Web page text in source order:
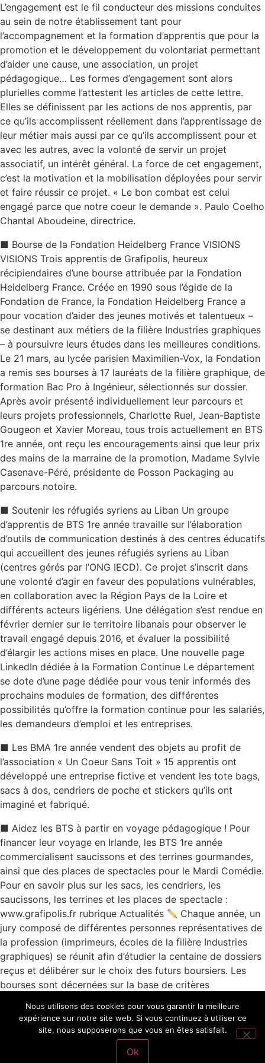
L’engagement est le fil conducteur des missions conduites
au sein de notre établissement tant pour
l’accompagnement et la formation d’apprentis que pour la
promotion et le développement du volontariat permettant
d’aider une cause, une association, un projet
pédagogique… Les formes d’engagement sont alors
plurielles comme l’attestent les articles de cette lettre.
Elles se définissent par les actions de nos apprentis, par
ce qu’ils accomplissent réellement dans l’apprentissage de
leur métier mais aussi par ce qu’ils accomplissent pour et
avec les autres, avec la volonté de servir un projet
associatif, un intérêt général. La force de cet engagement,
c’est la motivation et la mobilisation déployées pour servir
et faire réussir ce projet. « Le bon combat est celui
engagé parce que notre coeur le demande ». Paulo Coelho
Chantal Aboudeine, directrice.
■ Bourse de la Fondation Heidelberg France VISIONS
VISIONS Trois apprentis de Grafipolis, heureux
récipiendaires d’une bourse attribuée par la Fondation
Heidelberg France. Créée en 1990 sous l’égide de la
Fondation de France, la Fondation Heidelberg France a
pour vocation d’aider des jeunes motivés et talentueux –
se destinant aux métiers de la filière Industries graphiques
– à poursuivre leurs études dans les meilleures conditions.
Le 21 mars, au lycée parisien Maximilien-Vox, la Fondation
a remis ses bourses à 17 lauréats de la filière graphique, de
formation Bac Pro à Ingénieur, sélectionnés sur dossier.
Après avoir présenté individuellement leur parcours et
leurs projets professionnels, Charlotte Ruel, Jean-Baptiste
Gougeon et Xavier Moreau, tous trois actuellement en BTS
1re année, ont reçu les encouragements ainsi que leur prix
des mains de la marraine de la promotion, Madame Sylvie
Casenave-Péré, présidente de Posson Packaging au
parcours notoire.
■ Soutenir les réfugiés syriens au Liban Un groupe
d’apprentis de BTS 1re année travaille sur l’élaboration
d’outils de communication destinés à des centres éducatifs
qui accueillent des jeunes réfugiés syriens au Liban
(centres gérés par l’ONG IECD). Ce projet s’inscrit dans
une volonté d’agir en faveur des populations vulnérables,
en collaboration avec la Région Pays de la Loire et
différents acteurs ligériens. Une délégation s’est rendue en
février dernier sur le territoire libanais pour observer le
travail engagé depuis 2016, et évaluer la possibilité
d’élargir les actions mises en place. Une nouvelle page
LinkedIn dédiée à la Formation Continue Le département
se dote d’une page dédiée pour vous tenir informés des
prochains modules de formation, des différentes
possibilités qu’offre la formation continue pour les salariés,
les demandeurs d’emploi et les entreprises.
■ Les BMA 1re année vendent des objets au profit de
l’association « Un Coeur Sans Toit » 15 apprentis ont
développé une entreprise fictive et vendent les tote bags,
sacs à dos, cendriers de poche et stickers qu’ils ont
imaginé et fabriqué.
■ Aidez les BTS à partir en voyage pédagogique ! Pour
financer leur voyage en Irlande, les BTS 1re année
commercialisent saucissons et des terrines gourmandes,
ainsi que des places de spectacles pour le Mardi Comédie.
Pour en savoir plus sur les sacs, les cendriers, les
saucissons, les terrines et les places de spectacle :
www.grafipolis.fr rubrique Actualités
Chaque année, un
jury composé de différentes personnes représentatives de
la profession (imprimeurs, écoles de la filière Industries
graphiques) se réunit afin d’étudier la centaine de dossiers
reçus et délibérer sur le choix des futurs boursiers. Les
bourses sont décernées sur la base de critères
Fondation a distribué plus d’un million d’euros à 427 jeunes
en formation. Pour suivre la page sur LinkedIn: GRAFIPOLIS
Nous utilisons des cookies pour vous garantir la meilleure
expérience sur notre site web. Si vous continuez à utiliser ce
site, nous supposerons que vous en êtes satisfait.
Ok